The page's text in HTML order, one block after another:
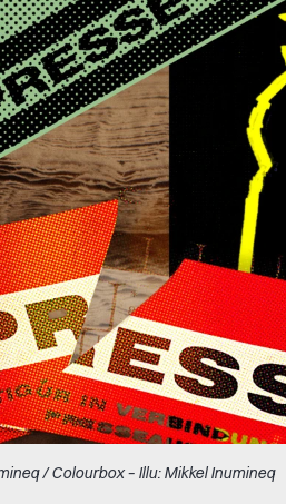
/ Colourbox – Illu: Mikkel Inumineq